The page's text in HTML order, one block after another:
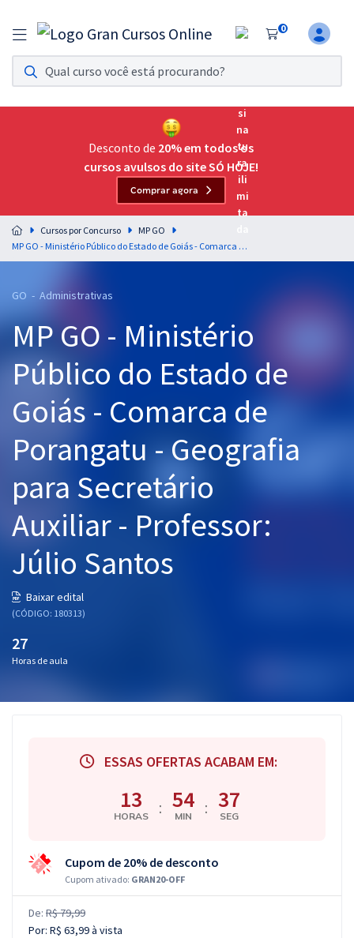
0
Assinatura Ilimitada 11
Acesso a todos os cursos. Teste grátis por 7 dias!
Assinatura OAB Até Passar
Acesso ilimitado a toda preparação para o Exame da
Residências Multiprofissionais
Preparação completa e intensiva para as principais
residências em saúde do Brasil
Cursos 20% OFF
Pós
Graduação
OAB
Questões grátis
Conteúdo gratuito
Aprovados
Desconto de 20% em todos os
cursos avulsos do site SÓ HOJE!
Comprar agora
Cursos por Concurso
MP GO
MP GO - Ministério Público do Estado de Goiás - Comarca de Porangatu - Geografia para Secretário Auxiliar - Professor: Júlio Santos
GO - Administrativas
MP GO - Ministério
Público do Estado de
Goiás - Comarca de
Porangatu - Geografia
para Secretário
Auxiliar - Professor:
Júlio Santos
Baixar edital
(CÓDIGO: 180313)
27
Horas de aula
ESSAS OFERTAS ACABAM EM:
13
HORAS : 54
MIN : 36
SEG
Cupom de 20% de desconto
Cupom ativado: GRAN20-OFF
De: R$ 79,99
Por: R$ 63,99à vista